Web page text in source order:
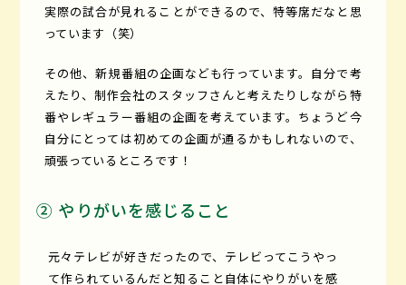
実際の試合が見れることができるので、特等席だなと思
っています（笑）
その他、新規番組の企画なども行っています。自分で考
えたり、制作会社のスタッフさんと考えたりしながら特
番やレギュラー番組の企画を考えています。ちょうど今
自分にとっては初めての企画が通るかもしれないので、
頑張っているところです！
② やりがいを感じること
元々テレビが好きだったので、テレビってこうやっ
て作られているんだと知ること自体にやりがいを感